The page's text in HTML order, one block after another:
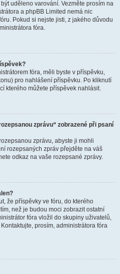
uděleno varování. Vezměte prosím na
a phpBB Limited nemá nic
Pokud si nejste jisti, z jakého důvodu
fóra.
fóra, měli byste v příspěvku,
pro nahlášení příspěvku. Po kliknutí
kterého můžete příspěvek nahlásit.
zprávu“ zobrazené při psaní
zprávu, abyste ji mohli
rozepsaných zpráv přejděte na váš
odkaz na vaše rozepsané zprávy.
že příspěvky ve fóru, do kterého
než je budou moci zobrazit ostatní
fóra vložil do skupiny uživatelů,
prosím, administrátora fóra